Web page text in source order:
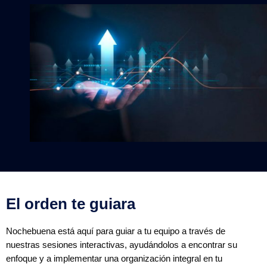
El orden te guiara
Nochebuena está aquí para guiar a tu equipo a través de
nuestras sesiones interactivas, ayudándolos a encontrar su
enfoque y a implementar una organización integral en tu